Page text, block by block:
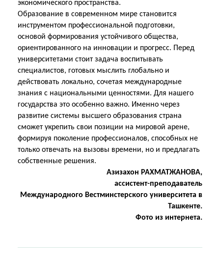
экономического пространства.
Образование в современном мире становится
инструментом профессиональной подготовки,
основой формирования устойчивого общества,
ориентированного на инновации и прогресс. Перед
университетами стоит задача воспитывать
специалистов, готовых мыслить глобально и
действовать локально, сочетая международные
знания с национальными ценностями. Для нашего
государства это особенно важно. Именно через
развитие системы высшего образования страна
сможет укрепить свои позиции на мировой арене,
формируя поколение профессионалов, способных не
только отвечать на вызовы времени, но и предлагать
собственные решения.
Азизахон РАХМАТЖАНОВА,
ассистент-преподаватель
Международного Вестминстерского университета в
Ташкенте.
Фото из интернета.